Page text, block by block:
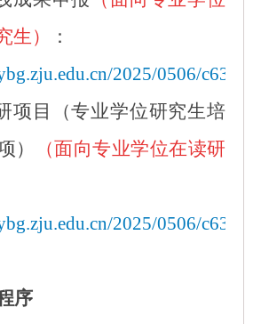
生 ）
：
2025/0506/
项目（专业学位研究生培
）
（面向专业学位在读研
2025/0506/
序